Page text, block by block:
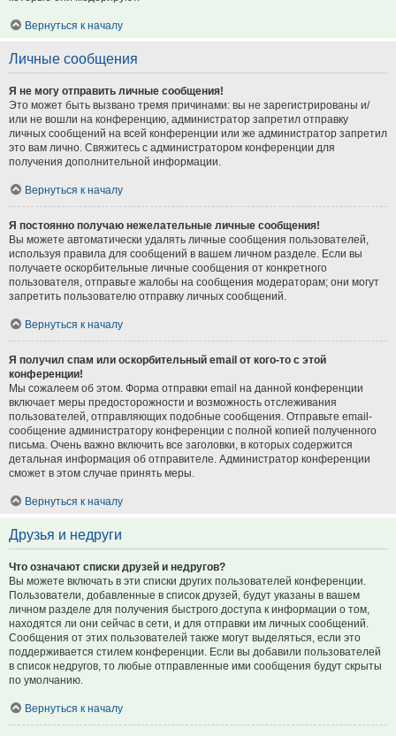
Вернуться к началу
Личные сообщения
Я не могу отправить личные сообщения!
Это может быть вызвано тремя причинами: вы не зарегистрированы и/
или не вошли на конференцию, администратор запретил отправку
личных сообщений на всей конференции или же администратор запретил
это вам лично. Свяжитесь с администратором конференции для
получения дополнительной информации.
Вернуться к началу
Я постоянно получаю нежелательные личные сообщения!
Вы можете автоматически удалять личные сообщения пользователей,
используя правила для сообщений в вашем личном разделе. Если вы
получаете оскорбительные личные сообщения от конкретного
пользователя, отправьте жалобы на сообщения модераторам; они могут
запретить пользователю отправку личных сообщений.
Вернуться к началу
Я получил спам или оскорбительный email от кого-то с этой
конференции!
Мы сожалеем об этом. Форма отправки email на данной конференции
включает меры предосторожности и возможность отслеживания
пользователей, отправляющих подобные сообщения. Отправьте email-
сообщение администратору конференции с полной копией полученного
письма. Очень важно включить все заголовки, в которых содержится
детальная информация об отправителе. Администратор конференции
сможет в этом случае принять меры.
Вернуться к началу
Друзья и недруги
Что означают списки друзей и недругов?
Вы можете включать в эти списки других пользователей конференции.
Пользователи, добавленные в список друзей, будут указаны в вашем
личном разделе для получения быстрого доступа к информации о том,
находятся ли они сейчас в сети, и для отправки им личных сообщений.
Сообщения от этих пользователей также могут выделяться, если это
поддерживается стилем конференции. Если вы добавили пользователей
в список недругов, то любые отправленные ими сообщения будут скрыты
по умолчанию.
Вернуться к началу